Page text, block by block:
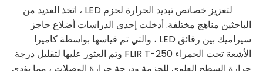
لتعزيز خصائص تبديد الحرارة لحزم LED ، اتخذ العديد من
الباحثين مناهج مختلفة. أدخلت إحدى الدراسات أضلاع حاجز
سيراميك بين رقائق LED ، والتي تم قياسها بواسطة كاميرا
الأشعة تحت الحمراء FLIR T-250 وتم العثور عليها لتقليل درجة